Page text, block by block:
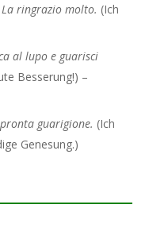
La ringrazio molto. (Ich
al lupo e guarisci
Besserung!) –
guarigione. (Ich
Genesung.)